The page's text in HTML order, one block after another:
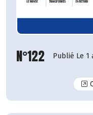
N°122 Publié Le 1